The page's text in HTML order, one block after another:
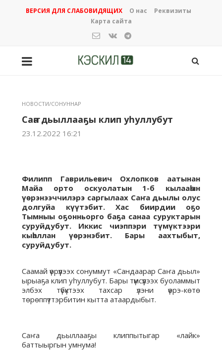
ВЕРСИЯ ДЛЯ СЛАБОВИДЯЩИХ О нас
Реквизиты
Карта сайта
НОВОСТИ/СОНУННАР
Саҥа дьыллааҕы клип уһуллубут
23.12.2022 16:21
Филипп Гаврильевич Охлопков аатынан
Майа орто оскуолатын 1-б кылааһын
үөрэнээччилэрэ саргылаах Саҥа дьылы олус
долгуйа күүтэбит. Хас биирдии оҕо
Тымныы оҕонньорго баҕа санаа суруктарын
суруйдубут. Иккис чиэппэри түмүктээри
кыһаллан үөрэнэбит. Бары аахтыбыт,
суруйдубут.
Саамай үөрүүлээх сонуммут «Сандаарар Саҥа дьыл»
ырыаҕа клип уһуллубут. Бары түмсүүлээх буоламмыт
элбэх түбүктээх тахсар үлэни үөрэ-көтө
төрөппүттэрбитин кытта атаардыбыт.
Саҥа дьыллааҕы клиппытыгар «лайк»
баттыыргын умнума!